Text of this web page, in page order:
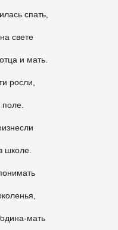
спать,
свете
и мать.
росли,
школе.
мать